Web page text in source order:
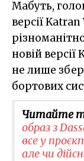
Мабуть,
версії
новій версії
не лише
бортових
Читайте
образ з
все у
але чи